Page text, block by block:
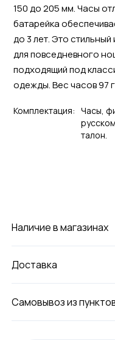
150 до 205 мм. Часы
батарейка
до 3 лет. Это
для повседневного
подходящий под
одежды. Вес часов 97
Комплектация: Часы,
талон.
Наличие в магазинах
Доставка
Самовывоз из